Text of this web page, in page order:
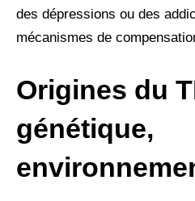
des dépressions ou des
mécanismes de
Origines du
génétique,